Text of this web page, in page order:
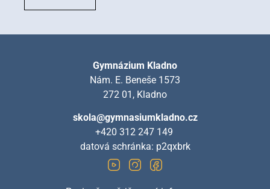
Gymnázium Kladno
Nám. E. Beneše 1573
272 01, Kladno
skola@gymnasiumkladno.cz
+420 312 247 149
datová schránka: p2qxbrk